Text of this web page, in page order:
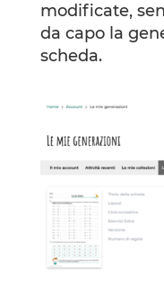
modificate,
da capo la
scheda.